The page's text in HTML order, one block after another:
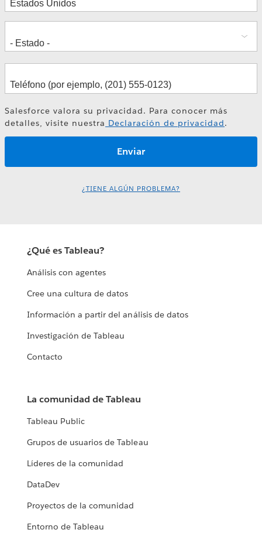
Salesforce valora su privacidad. Para conocer más
detalles, visite nuestra Declaración de privacidad.
¿TIENE ALGÚN PROBLEMA?
¿Qué es Tableau?
Análisis con agentes
Cree una cultura de datos
Información a partir del análisis de datos
Investigación de Tableau
Contacto
La comunidad de Tableau
Tableau Public
Grupos de usuarios de Tableau
Líderes de la comunidad
DataDev
Proyectos de la comunidad
Entorno de Tableau